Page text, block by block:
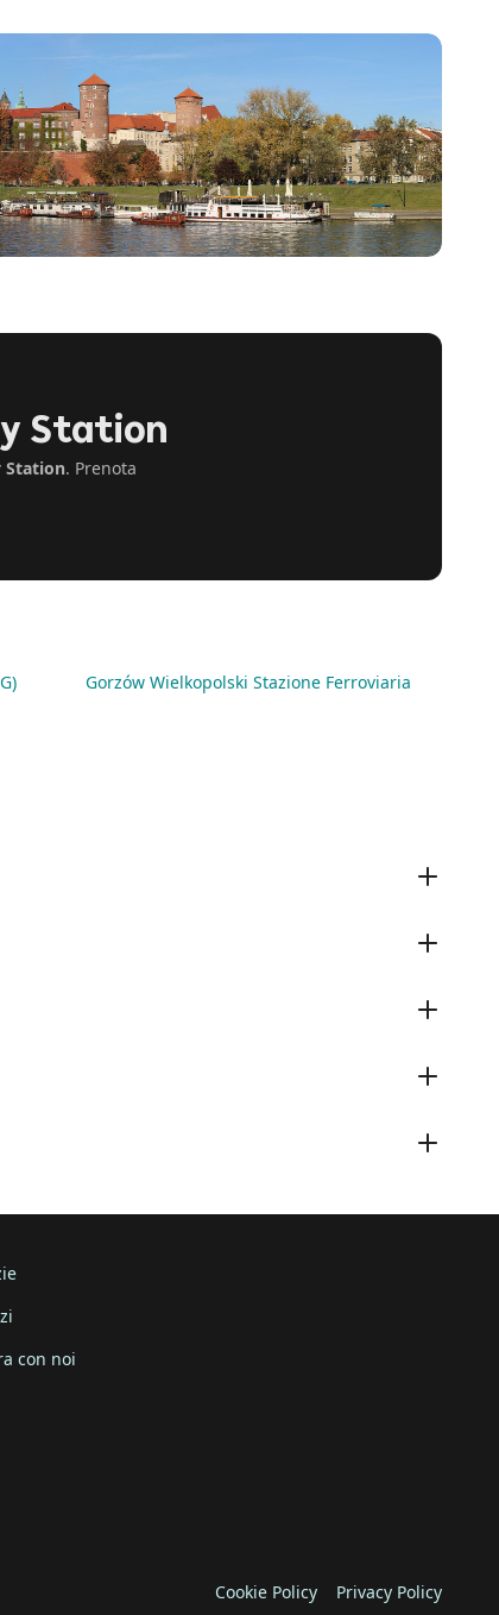
Station
Station. Prenota
Gorzów Wielkopolski Stazione Ferroviaria
con noi
Cookie Policy Privacy Policy